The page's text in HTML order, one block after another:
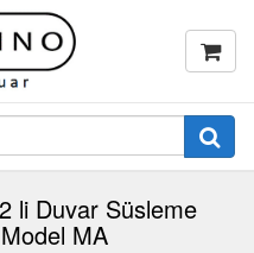
li Duvar Süsleme
MA